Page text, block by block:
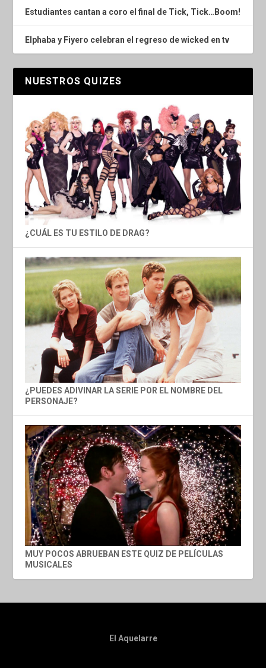
Estudiantes cantan a coro el final de Tick, Tick…Boom!
Elphaba y Fiyero celebran el regreso de wicked en tv
NUESTROS QUIZES
¿CUÁL ES TU ESTILO DE DRAG?
¿PUEDES ADIVINAR LA SERIE POR EL NOMBRE DEL
PERSONAJE?
MUY POCOS ABRUEBAN ESTE QUIZ DE PELÍCULAS
MUSICALES
El Aquelarre